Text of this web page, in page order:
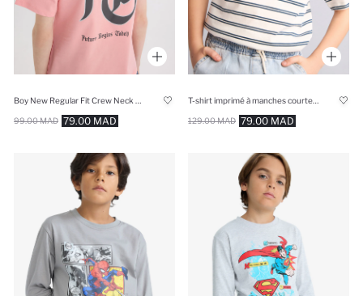
79.00 MAD
99.00 MAD 79.00 MAD
129.00 MAD